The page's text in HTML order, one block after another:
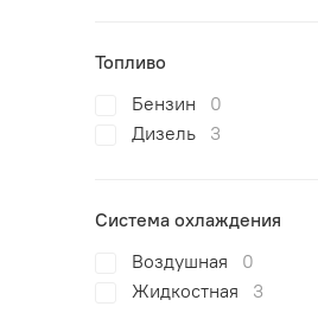
Топливо
Бензин
0
Дизель
3
Система охлаждения
Воздушная
0
Жидкостная
3